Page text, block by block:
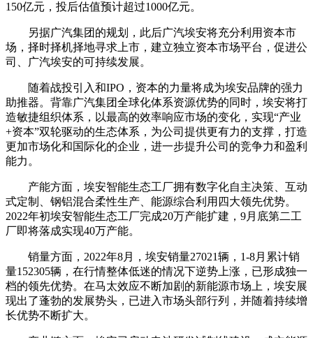
150亿元，投后估值预计超过1000亿元。
另据广汽集团的规划，此后广汽埃安将充分利用资本市
场，择时择机择地寻求上市，建立独立资本市场平台，促进公
司、广汽埃安的可持续发展。
随着战投引入和IPO，资本的力量将成为埃安品牌的强力
助推器。背靠广汽集团全球化体系资源优势的同时，埃安将打
造敏捷组织体系，以最高的效率响应市场的变化，实现“产业
+资本”双轮驱动的生态体系，为公司提供更有力的支撑，打造
更加市场化和国际化的企业，进一步提升公司的竞争力和盈利
能力。
产能方面，埃安智能生态工厂拥有数字化自主决策、互动
式定制、钢铝混合柔性生产、能源综合利用四大领先优势。
2022年初埃安智能生态工厂完成20万产能扩建，9月底第二工
厂即将落成实现40万产能。
销量方面，2022年8月，埃安销量27021辆，1-8月累计销
量152305辆，在行情整体低迷的情况下逆势上涨，已形成独一
档的领先优势。在马太效应不断加剧的新能源市场上，埃安展
现出了蓬勃的发展势头，已进入市场头部行列，并随着持续增
长优势不断扩大。